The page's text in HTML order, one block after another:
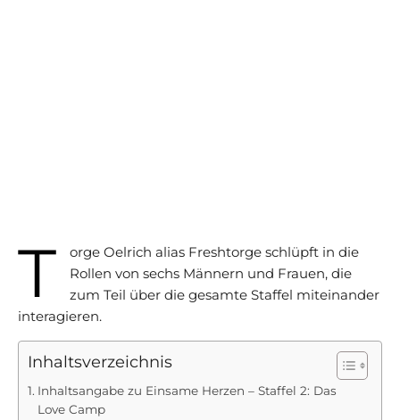
T
orge Oelrich alias Freshtorge schlüpft in die
Rollen von sechs Männern und Frauen, die
zum Teil über die gesamte Staffel miteinander
interagieren.
Inhaltsverzeichnis
Inhaltsangabe zu Einsame Herzen – Staffel 2: Das
Love Camp